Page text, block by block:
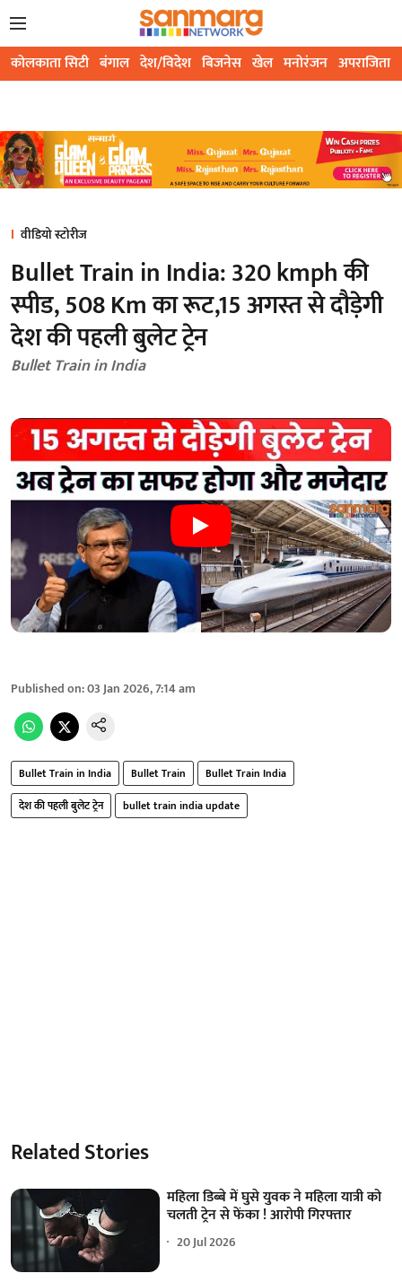
कोलकाता सिटी बंगाल देश/विदेश बिजनेस खेल मनोरंजन अपराजिता
वीडियो स्टोरीज
Bullet Train in India: 320 kmph की
स्पीड, 508 Km का रूट,15 अगस्त से दौड़ेगी
देश की पहली बुलेट ट्रेन
Bullet Train in India
Published on:03 Jan 2026, 7:14 am
Bullet Train in India Bullet Train
Bullet Train India
देश की पहली बुलेट ट्रेन
bullet train india update
Related Stories
महिला डिब्बे में घुसे युवक ने महिला यात्री को
चलती ट्रेन से फेंका ! आरोपी गिरफ्तार
20 Jul 2026